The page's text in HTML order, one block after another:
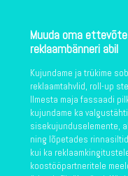
Muuda oma
reklaambänneri abil
Kujundame ja trükime
reklaamtahvlid, roll-up
Ilmesta maja fassaadi
kujundame ka
sisekujunduselemente,
ning lõpetades
kui ka
koostööpartneritele